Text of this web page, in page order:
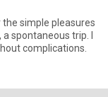
simple pleasures
spontaneous trip. I
complications.